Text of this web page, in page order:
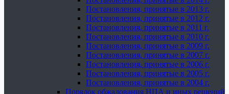
Постановления, принятые в 2013 г.
Постановления, принятые в 2012 г.
Постановления, принятые в 2011 г.
Постановления, принятые в 2010 г.
Постановления, принятые в 2009 г.
Постановления, принятые в 2007 г.
Постановления, принятые в 2006 г.
Постановления, принятые в 2005 г.
Постановления, принятые в 2004 г.
Порядок обжалования НПА и иных решений